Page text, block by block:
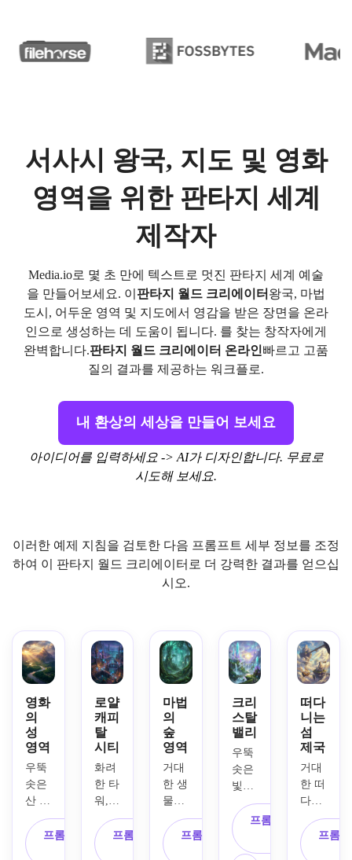
서사시 왕국, 지도 및 영화
영역을 위한 판타지 세계
제작자
Media.io로 몇 초 만에 텍스트로 멋진 판타지 세계 예술
을 만들어보세요. 이 판타지 월드 크리에이터 왕국, 마법
도시, 어두운 영역 및 지도에서 영감을 받은 장면을 온라
인으로 생성하는 데 도움이 됩니다. 를 찾는 창작자에게
완벽합니다.판타지 월드 크리에이터 온라인빠르고 고품
질의 결과를 제공하는 워크플로.
내 환상의 세상을 만들어 보세요
아이디어를 입력하세요 -> AI가 디자인합니다. 무료로
시도해 보세요.
이러한 예제 지침을 검토한 다음 프롬프트 세부 정보를 조정
하여 이 판타지 월드 크리에이터로 더 강력한 결과를 얻으십
시오.
영화
의
성
영역
우뚝
솟은
산 위
에 자
리 잡
은 빛
프롬프트 복
로얄
캐피
탈
시티
화려
한 타
워,
아치
형 돌
다리,
프롬프트 복
마법
의
숲
영역
거대
한 생
물발
광 나
무,
이끼
프롬프트 복
크리
스탈
밸리
우뚝
솟은
빛나
는 크
리스
탈,
계단
프롬프트 복
떠다
니는
섬
제국
거대
한 떠
다니
섬,
우아
프롬